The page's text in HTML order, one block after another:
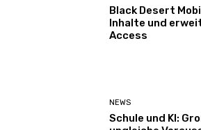
Black Desert
Inhalte und
Access
NEWS
Schule und KI: